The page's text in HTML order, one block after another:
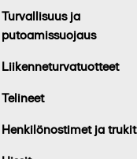
Turvallisuus ja
putoamissuojaus
Liikenneturvatuotteet
Telineet
Henkilönostimet ja trukit